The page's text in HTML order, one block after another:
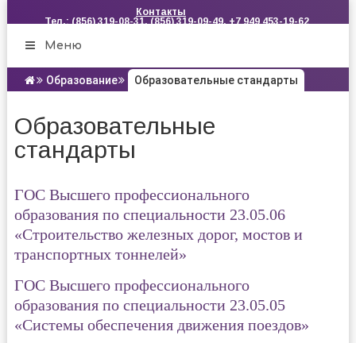
Контакты
Тел.: (856) 319-08-31, (856) 319-09-49, +7 949 453-19-62
Меню
Образование Образовательные стандарты
Образовательные
стандарты
ГОС Высшего профессионального
образования по специальности 23.05.06
«Cтроительство железных дорог, мостов и
транспортных тоннелей»
ГОС Высшего профессионального
образования по специальности 23.05.05
«Системы обеспечения движения поездов»